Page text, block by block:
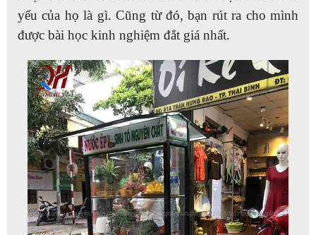
yếu của họ là gì. Cũng từ đó, bạn rút ra cho mình
được bài học kinh nghiệm đắt giá nhất.